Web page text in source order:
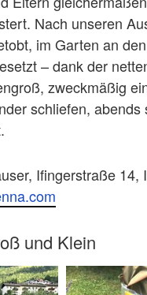
Nach unseren
im Garten an
– dank der
zweckmäßig
schliefen, abends
Ifingerstraße 14,
und Klein